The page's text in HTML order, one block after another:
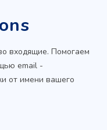
входящие. Помогаем
email -
от имени вашего